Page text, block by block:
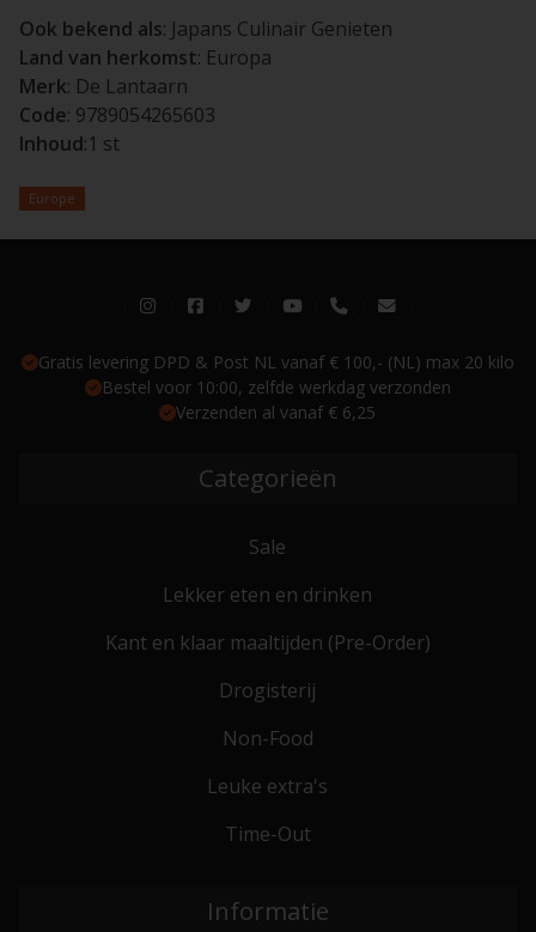
Ook bekend als: Japans Culinair Genieten
Land van herkomst: Europa
Merk: De Lantaarn
Code: 9789054265603
Inhoud:1 st
Europe
Gratis levering DPD & Post NL vanaf € 100,- (NL) max 20 kilo
Bestel voor 10:00, zelfde werkdag verzonden
Verzenden al vanaf € 6,25
Categorieën
Sale
Lekker eten en drinken
Kant en klaar maaltijden (Pre-Order)
Drogisterij
Non-Food
Leuke extra's
Time-Out
Informatie